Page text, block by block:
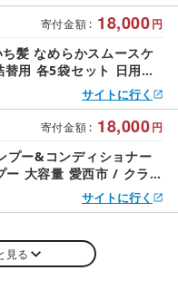
寄付金額 : 18,000円
髪 なめらかスムースケ
用 各5袋セット 日用品
サイトに行く
寄付金額 : 18,000円
プー&コンディショナー
ー 大容量 愛西市 / クラシ
サイトに行く
見る